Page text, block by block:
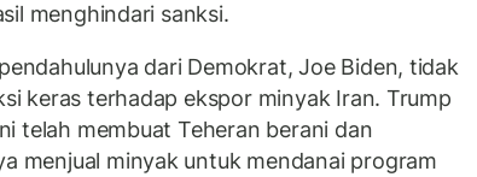
menghindari sanksi.
dari Demokrat, Joe Biden, tidak
keras terhadap ekspor minyak Iran. Trump
telah membuat Teheran berani dan
menjual minyak untuk mendanai program